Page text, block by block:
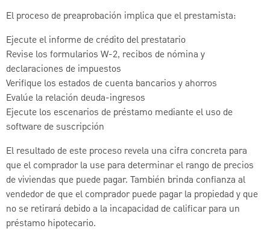
El proceso de preaprobación implica que el prestamista:
Ejecute el informe de crédito del prestatario
Revise los formularios W-2, recibos de nómina y
declaraciones de impuestos
Verifique los estados de cuenta bancarios y ahorros
Evalúe la relación deuda-ingresos
Ejecute los escenarios de préstamo mediante el uso de
software de suscripción
El resultado de este proceso revela una cifra concreta para
que el comprador la use para determinar el rango de precios
de viviendas que puede pagar. También brinda confianza al
vendedor de que el comprador puede pagar la propiedad y que
no se retirará debido a la incapacidad de calificar para un
préstamo hipotecario.